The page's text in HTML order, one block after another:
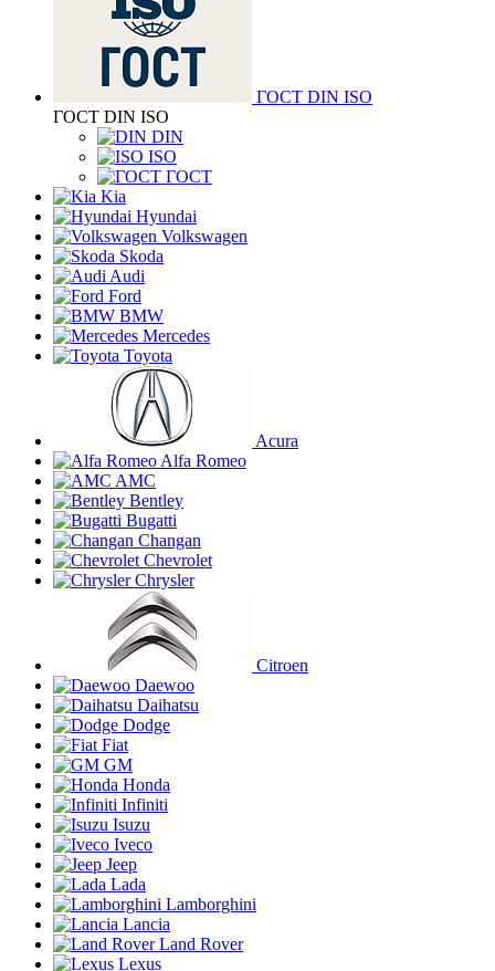
ГОСТ DIN ISO
ГОСТ DIN ISO
DIN
ISO
ГОСТ
Kia
Hyundai
Volkswagen
Skoda
Audi
Ford
BMW
Mercedes
Toyota
Acura
Alfa Romeo
AMC
Bentley
Bugatti
Changan
Chevrolet
Chrysler
Citroen
Daewoo
Daihatsu
Dodge
Fiat
GM
Honda
Infiniti
Isuzu
Iveco
Jeep
Lada
Lamborghini
Lancia
Land Rover
Lexus